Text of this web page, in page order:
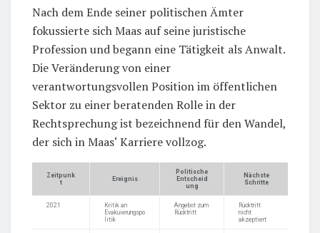
Nach dem Ende seiner politischen Ämter
fokussierte sich Maas auf seine juristische
Profession und begann eine Tätigkeit als Anwalt.
Die Veränderung von einer
verantwortungsvollen Position im öffentlichen
Sektor zu einer beratenden Rolle in der
Rechtsprechung ist bezeichnend für den Wandel,
der sich in Maas‘ Karriere vollzog.
Zeitpunk
t
Ereignis
Politische
Entscheid
ung
Nächste
Schritte
2021
Kritik an
Evakuierungspo
litik
Angebot zum
Rücktritt
Rücktritt
nicht
akzeptiert